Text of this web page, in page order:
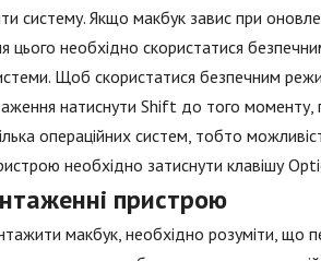
систему. Якщо макбук завис при
цього необхідно скористатися
Щоб скористатися безпечним
натиснути Shift до того моменту,
операційних систем, тобто
необхідно затиснути клавішу
пристрою
макбук, необхідно розуміти, що